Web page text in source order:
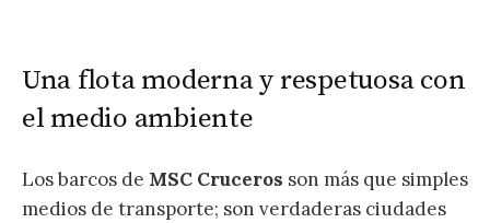
Una flota moderna y respetuosa con
el medio ambiente
Los barcos de MSC Cruceros son más que simples
medios de transporte; son verdaderas ciudades